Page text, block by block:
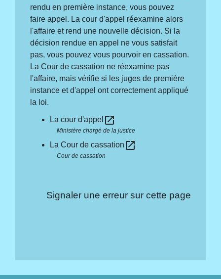
rendu en première instance, vous pouvez
faire appel. La cour d'appel réexamine alors
l'affaire et rend une nouvelle décision. Si la
décision rendue en appel ne vous satisfait
pas, vous pouvez vous pourvoir en cassation.
La Cour de cassation ne réexamine pas
l'affaire, mais vérifie si les juges de première
instance et d'appel ont correctement appliqué
la loi.
La cour d'appel open_in_new
Ministère chargé de la justice
La Cour de cassation open_in_new
Cour de cassation
Signaler une erreur sur cette page